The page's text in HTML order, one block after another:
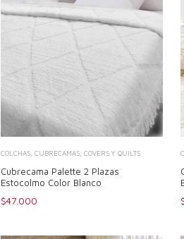
COLCHAS, CUBRECAMAS, COVERS Y QUILTS
Cubrecama Palette 2 Plazas
Estocolmo Color Blanco
$47.000